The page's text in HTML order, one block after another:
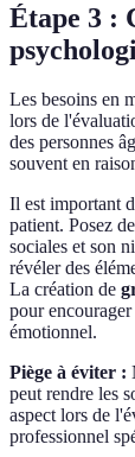
Étape 3 :
Les besoins en
lors de
des personnes
souvent en
Il est important
patient. Posez
sociales et son
révéler des
La création de
pour
émotionnel.
Piège à éviter :
peut rendre les
aspect lors de
professionnel